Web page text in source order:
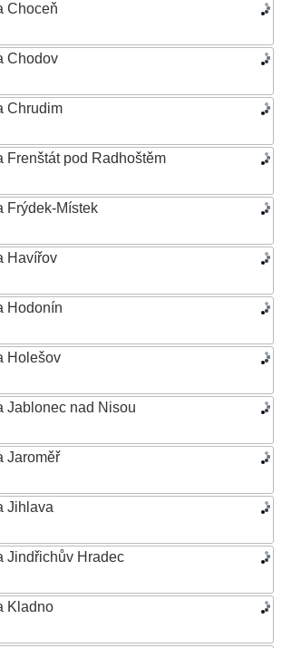
Choceň
Chodov
Chrudim
Frenštát pod Radhoštěm
Frýdek-Místek
Havířov
Hodonín
Holešov
Jablonec nad Nisou
Jaroměř
Jihlava
Jindřichův Hradec
Kladno